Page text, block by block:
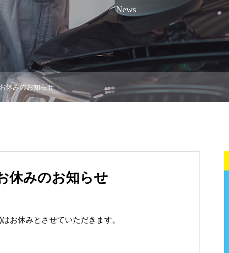
News
休みのお知らせ
休みのお知らせ
お休みとさせていただきます。